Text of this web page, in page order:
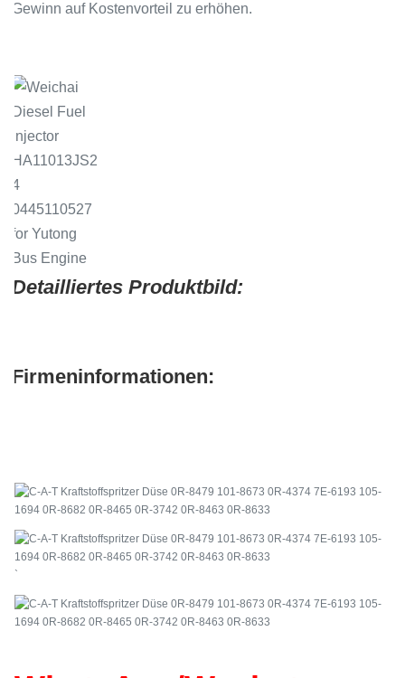
Gewinn auf Kostenvorteil zu erhöhen.
Detailliertes Produktbild:
Firmeninformationen:
`